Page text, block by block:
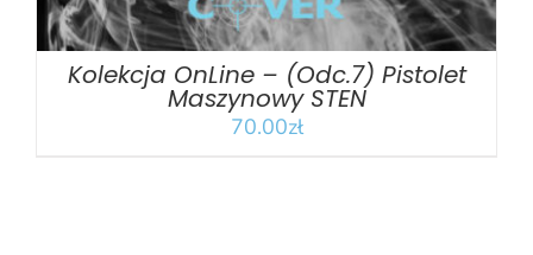
Kolekcja OnLine – (Odc.7) Pistolet
Maszynowy STEN
70.00zł